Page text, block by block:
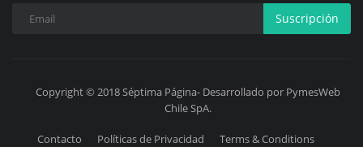
Suscripción
Copyright © 2018 Séptima Página- Desarrollado por PymesWeb
Chile SpA.
Contacto Políticas de Privacidad Terms & Conditions